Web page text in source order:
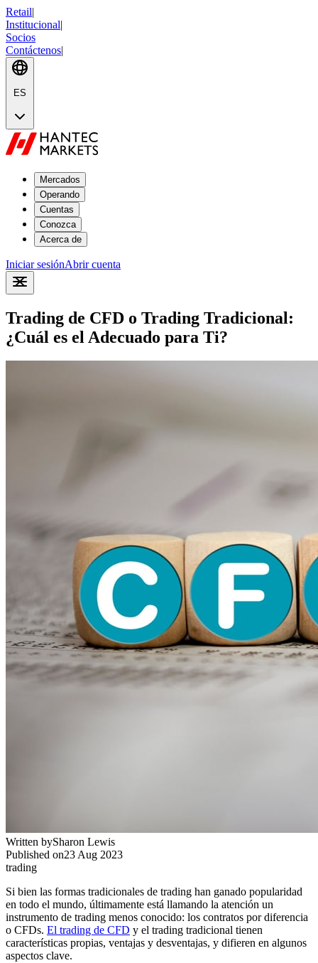
Retail|
Institucional|
Socios
Contáctenos|
ES
Mercados
Operando
Cuentas
Conozca
Acerca de
Iniciar sesiónAbrir cuenta
Trading de CFD o Trading Tradicional:
¿Cuál es el Adecuado para Ti?
Written bySharon Lewis
Published on23 Aug 2023
trading
Si bien las formas tradicionales de trading han ganado popularidad
en todo el mundo, últimamente está llamando la atención un
instrumento de trading menos conocido: los contratos por diferencia
o CFDs. El trading de CFD y el trading tradicional tienen
características propias, ventajas y desventajas, y difieren en algunos
aspectos clave.